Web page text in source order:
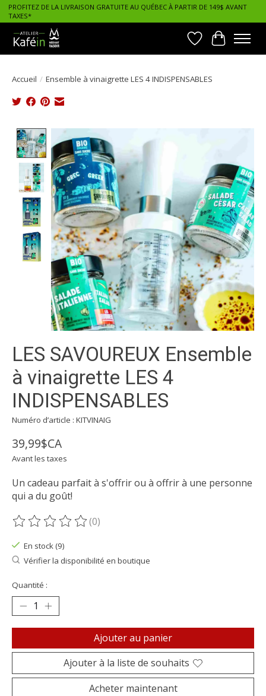
PROFITEZ DE LA LIVRAISON GRATUITE AU QUÉBEC À PARTIR DE 149$ AVANT
TAXES*
Liste dePanier
Accueil / Ensemble à vinaigrette LES 4 INDISPENSABLES
Product image slideshow Items
LES SAVOUREUX Ensemble
à vinaigrette LES 4
INDISPENSABLES
Numéro d’article : KITVINAIG
39,99$CA
Avant les taxes
Un cadeau parfait à s'offrir ou à offrir à une personne
qui a du goût!
Ce produit est évalué à
(0)
En stock (9)
Vérifier la disponibilité en boutique
Quantité :
Ajouter au panier
Ajouter à la liste de souhaits
Acheter maintenant